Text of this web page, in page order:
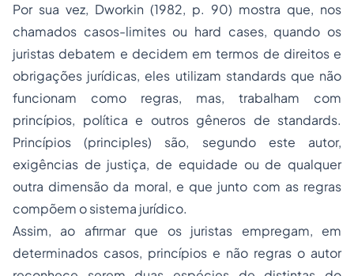
Por sua vez, Dworkin (1982, p. 90) mostra que, nos
chamados casos-limites ou hard cases, quando os
juristas debatem e decidem em termos de direitos e
obrigações jurídicas, eles utilizam standardsque não
funcionam como regras, mas, trabalham com
princípios, política e outros gêneros de standards.
Princípios (principles) são, segundo este autor,
exigências de justiça, de equidade ou de qualquer
outra dimensão da moral, e que junto com as regras
compõem o sistema jurídico.
Assim, ao afirmar que os juristas empregam, em
determinados casos, princípios e não regras o autor